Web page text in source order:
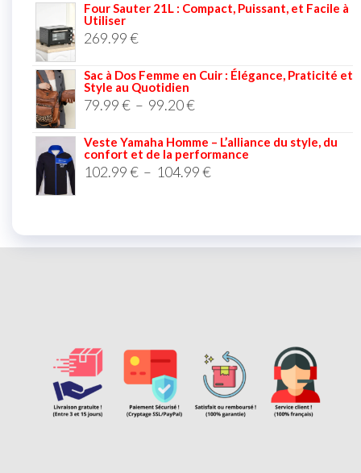
Four Sauter 21L : Compact, Puissant, et Facile à
Utiliser
269.99€
Sac à Dos Femme en Cuir : Élégance, Praticité et
Style au Quotidien
79.99€ – 99.20€
Veste Yamaha Homme – L’alliance du style, du
confort et de la performance
102.99€ – 104.99€